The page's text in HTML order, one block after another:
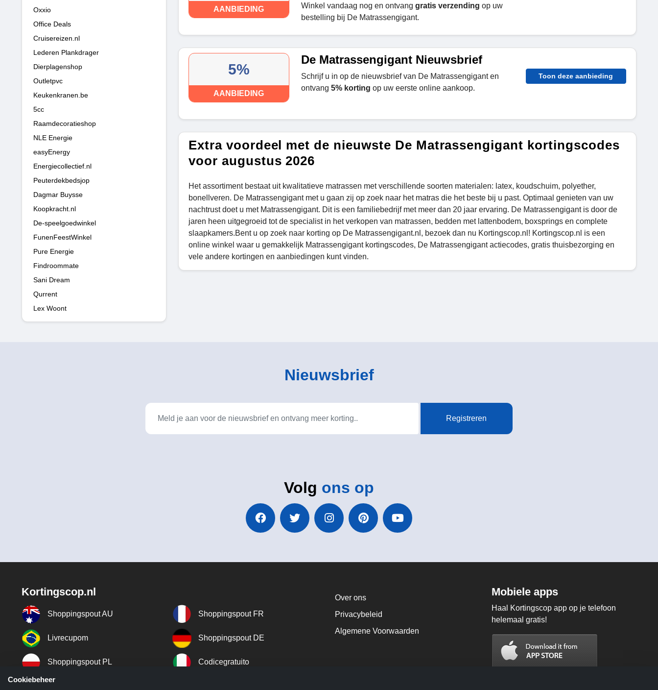
Oxxio
Office Deals
Cruisereizen.nl
Lederen Plankdrager
Dierplagenshop
Outletpvc
Keukenkranen.be
5cc
Raamdecoratieshop
NLE Energie
easyEnergy
Energiecollectief.nl
Peuterdekbedsjop
Dagmar Buysse
Koopkracht.nl
De-speelgoedwinkel
FunenFeestWinkel
Pure Energie
Findroommate
Sani Dream
Qurrent
Lex Woont
AANBIEDING Winkel vandaag nog en ontvang gratis verzending op uw
bestelling bij De Matrassengigant.
5%
AANBIEDING
De Matrassengigant Nieuwsbrief
Schrijf u in op de nieuwsbrief van De Matrassengigant en
ontvang 5% korting op uw eerste online aankoop.
Toon deze aanbieding
Extra voordeel met de nieuwste De Matrassengigant kortingscodes
voor augustus 2026
Het assortiment bestaat uit kwalitatieve matrassen met verschillende soorten materialen: latex, koudschuim, polyether,
bonellveren. De Matrassengigant met u gaan zij op zoek naar het matras die het beste bij u past. Optimaal genieten van uw
nachtrust doet u met Matrassengigant. Dit is een familiebedrijf met meer dan 20 jaar ervaring. De Matrassengigant is door de
jaren heen uitgegroeid tot de specialist in het verkopen van matrassen, bedden met lattenbodem, boxsprings en complete
slaapkamers.Bent u op zoek naar korting op De Matrassengigant.nl, bezoek dan nu Kortingscop.nl! Kortingscop.nl is een
online winkel waar u gemakkelijk Matrassengigant kortingscodes, De Matrassengigant actiecodes, gratis thuisbezorging en
vele andere kortingen en aanbiedingen kunt vinden.
Nieuwsbrief
Registreren
Volg ons op
Kortingscop.nl
Shoppingspout AU Shoppingspout FR
Livrecupom Shoppingspout DE
Shoppingspout PL Codicegratuito
Over ons
Privacybeleid
Algemene Voorwaarden
Mobiele apps
Haal Kortingscop app op je telefoon
helemaal gratis!
Cookiebeheer